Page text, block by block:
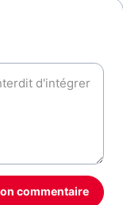
commentaire